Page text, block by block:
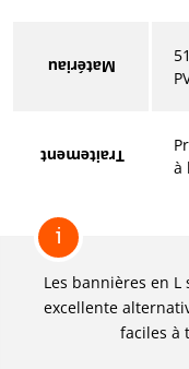
Matériau
Traitement
à
i
Les bannières en
excellente
faciles à